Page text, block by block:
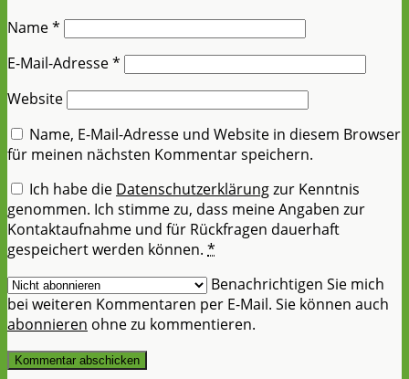
Name*
E-Mail-Adresse*
Website
Name, E-Mail-Adresse und Website in diesem Browser
für meinen nächsten Kommentar speichern.
Ich habe die Datenschutzerklärungzur Kenntnis
genommen. Ich stimme zu, dass meine Angaben zur
Kontaktaufnahme und für Rückfragen dauerhaft
gespeichert werden können. *
Benachrichtigen Sie mich
bei weiteren Kommentaren per E-Mail. Sie können auch
abonnieren ohne zu kommentieren.